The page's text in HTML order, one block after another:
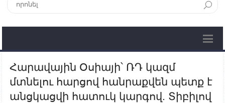
Հարավային Օսիայի՝ ՌԴ կազմ
մտնելու հարցով հանրաքվեն պետք է
անցկացվի հատուկ կարգով. Տիբիլով